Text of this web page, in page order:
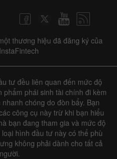
thương hiệu đã đăng ký của
tư đều liên quan đến mức độ
phẩm phái sinh tài chính đi kèm
chóng do đòn bẩy. Bạn
công cụ này trừ khi bạn hiểu
bạn đang tham gia và mức độ
hình đầu tư này có thể phù
không phải dành cho tất cả